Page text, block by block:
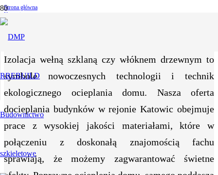
Strona główna
Katowice
Katowice
Izolacja wełną szklaną czy włóknem drzewnym to
symbole nowoczesnych technologii i technik
ekologicznego ocieplania domu. Nasza oferta
docieplania budynków w rejonie Katowic obejmuje
prace z wysokiej jakości materiałami, które w
połączeniu z doskonałą znajomością fachu
sprawiają, że możemy zagwarantować świetne